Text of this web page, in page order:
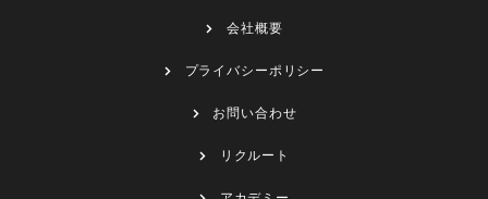
会社概要
プライバシーポリシー
お問い合わせ
リクルート